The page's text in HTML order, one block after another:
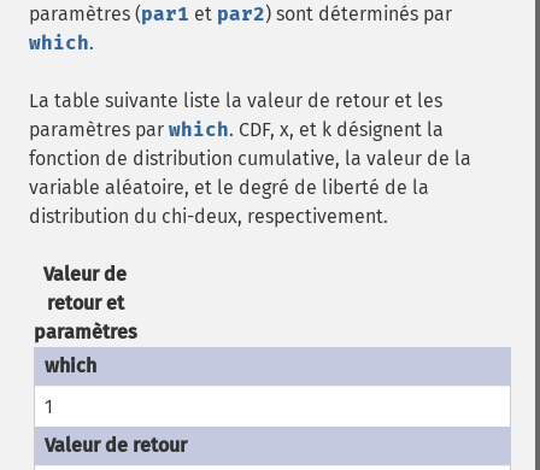
paramètres (par1 et par2) sont déterminés par
which.
La table suivante liste la valeur de retour et les
paramètres par which. CDF, x, et k désignent la
fonction de distribution cumulative, la valeur de la
variable aléatoire, et le degré de liberté de la
distribution du chi-deux, respectivement.
Valeur de
retour et
paramètres
1